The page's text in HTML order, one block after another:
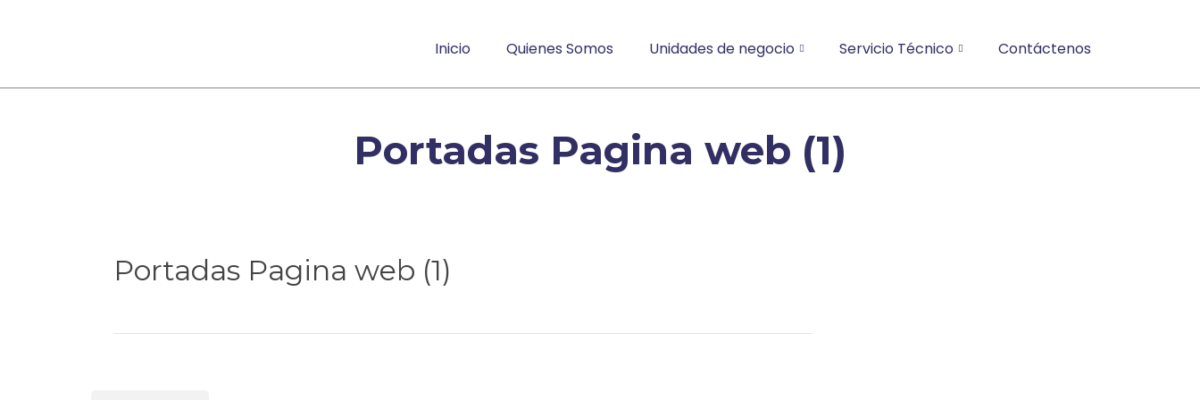
Inicio Quienes Somos Unidades de negocio Servicio Técnico Contáctenos
Portadas Pagina web (1)
Portadas Pagina web (1)